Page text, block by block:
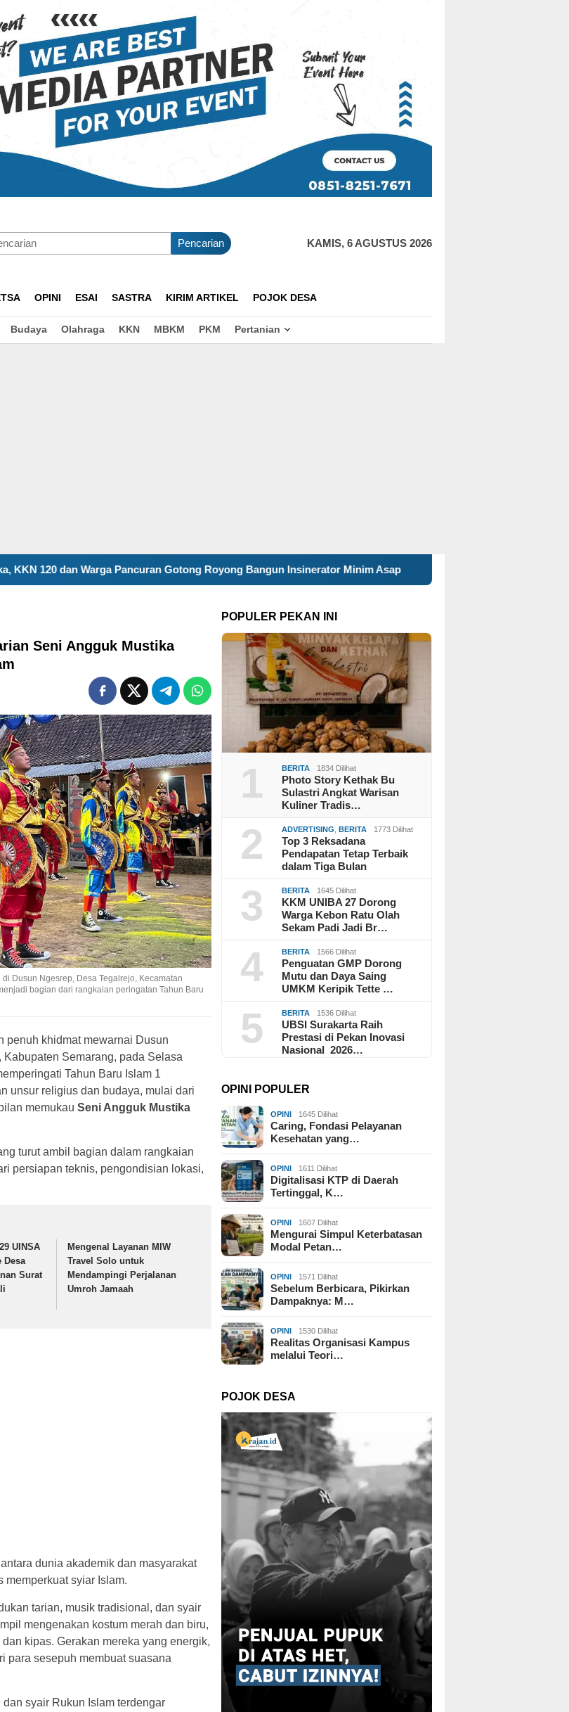
Pencarian KAMIS, 6 AGUSTUS 2026
OPINI ESAI SASTRA KIRIM ARTIKEL POJOK DESA
Budaya Olahraga KKN MBKM PKM Pertanian
Pancuran Gotong Royong Bangun Insinerator Minim Asap Mahasiswa KKN 29 UINSA Perbarui Website
Seni Angguk Mustika
Dusun Ngesrep, Desa Tegalrejo, Kecamatan
bagian dari rangkaian peringatan Tahun Baru
penuh khidmat mewarnai Dusun
Semarang, pada Selasa
Tahun Baru Islam 1
unsur religius dan budaya, mulai dari
memukau Seni Angguk Mustika
turut ambil bagian dalam rangkaian
persiapan teknis, pengondisian lokasi,
UINSA
Desa
Surat
Mengenal Layanan MIW
Travel Solo untuk
Mendampingi Perjalanan
Umroh Jamaah
dunia akademik dan masyarakat
syiar Islam.
tarian, musik tradisional, dan syair
mengenakan kostum merah dan biru,
kipas. Gerakan mereka yang energik,
para sesepuh membuat suasana
dan syair Rukun Islam terdengar
POPULER PEKAN INI
1 BERITA 1834 Dilihat
Photo Story Kethak Bu
Sulastri Angkat Warisan
Kuliner Tradis…
2 ADVERTISING ,BERITA 1773 Dilihat
Top 3 Reksadana
Pendapatan Tetap Terbaik
dalam Tiga Bulan
3 BERITA 1645 Dilihat
KKM UNIBA 27 Dorong
Warga Kebon Ratu Olah
Sekam Padi Jadi Br…
4 BERITA 1566 Dilihat
Penguatan GMP Dorong
Mutu dan Daya Saing
UMKM Keripik Tette …
5 BERITA 1536 Dilihat
UBSI Surakarta Raih
Prestasi di Pekan Inovasi
Nasional 2026…
OPINI POPULER
OPINI 1645 Dilihat
Caring, Fondasi Pelayanan
Kesehatan yang…
OPINI 1611 Dilihat
Digitalisasi KTP di Daerah
Tertinggal, K…
OPINI 1607 Dilihat
Mengurai Simpul Keterbatasan
Modal Petan…
OPINI 1571 Dilihat
Sebelum Berbicara, Pikirkan
Dampaknya: M…
OPINI 1530 Dilihat
Realitas Organisasi Kampus
melalui Teori…
POJOK DESA